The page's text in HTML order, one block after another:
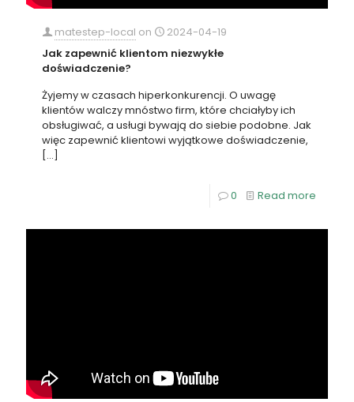
matestep-local on
2024-04-19
Jak zapewnić klientom niezwykłe
doświadczenie?
Żyjemy w czasach hiperkonkurencji. O uwagę
klientów walczy mnóstwo firm, które chciałyby ich
obsługiwać, a usługi bywają do siebie podobne. Jak
więc zapewnić klientowi wyjątkowe doświadczenie,
[…]
0 Read more